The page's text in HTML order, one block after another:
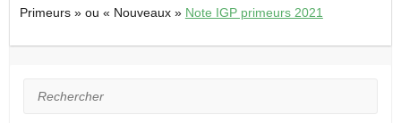
Primeurs » ou « Nouveaux » Note IGP primeurs 2021
Rechercher